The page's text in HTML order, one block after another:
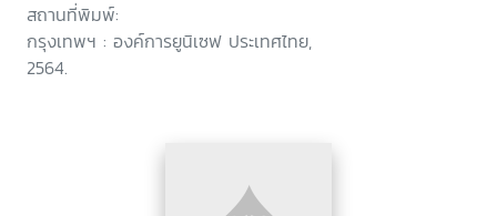
สถานที่พิมพ์:
กรุงเทพฯ : องค์การยูนิเซฟ ประเทศไทย,
2564.